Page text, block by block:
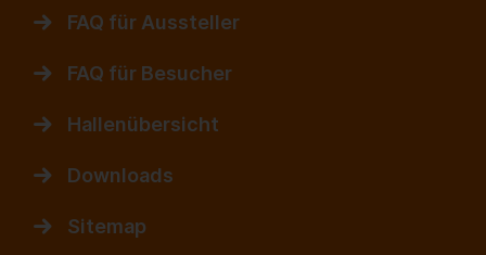
FAQ für Aussteller
FAQ für Besucher
Hallenübersicht
Downloads
Sitemap